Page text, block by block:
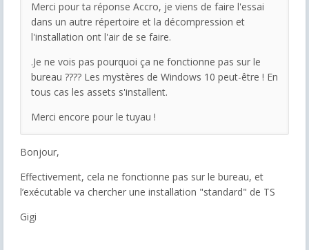
Merci pour ta réponse Accro, je viens de faire l'essai
dans un autre répertoire et la décompression et
l'installation ont l'air de se faire.
.Je ne vois pas pourquoi ça ne fonctionne pas sur le
bureau ???? Les mystères de Windows 10 peut-être ! En
tous cas les assets s'installent.
Merci encore pour le tuyau !
Bonjour,
Effectivement, cela ne fonctionne pas sur le bureau, et
l’exécutable va chercher une installation "standard" de TS
Gigi